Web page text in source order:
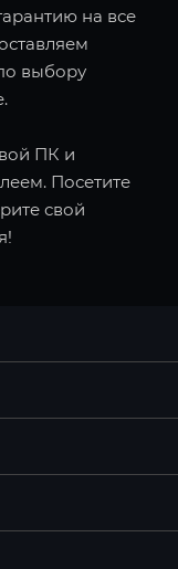
на все
выбору
ПК и
Посетите
свой